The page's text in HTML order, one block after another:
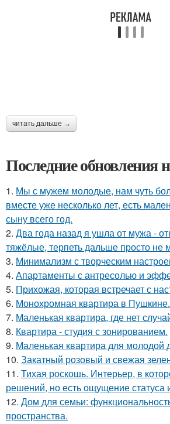
читать дальше →
Последние обновления
1. Мы с мужем молодые, нам чуть
вместе уже несколько лет, есть
сыну всего год.
2. Два года назад я ушла от мужа -
тяжёлые, терпеть дальше просто не
3. Минимализм с творческим
4. Апартаменты с антресолью и
5. Прихожая, которая встречает с
6. Монохромная квартира в Пушкине.
7. Маленькая квартира, где нет
8. Квартира - студия с зонированием.
9. Маленькая квартира для молодой
10. Закатный розовый и свежая
11. Тихая роскошь. Интерьер, в
решений, но есть ощущение статуса
12. Дом для семьи:
пространства.